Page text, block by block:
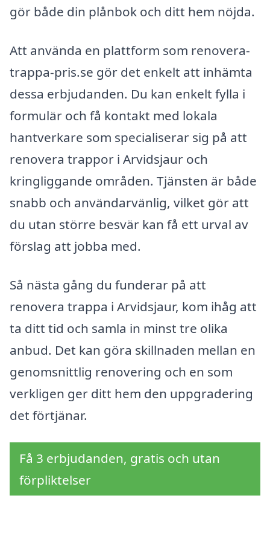
gör både din plånbok och ditt hem nöjda.
Att använda en plattform som renovera-
trappa-pris.se gör det enkelt att inhämta
dessa erbjudanden. Du kan enkelt fylla i
formulär och få kontakt med lokala
hantverkare som specialiserar sig på att
renovera trappor i Arvidsjaur och
kringliggande områden. Tjänsten är både
snabb och användarvänlig, vilket gör att
du utan större besvär kan få ett urval av
förslag att jobba med.
Så nästa gång du funderar på att
renovera trappa i Arvidsjaur, kom ihåg att
ta ditt tid och samla in minst tre olika
anbud. Det kan göra skillnaden mellan en
genomsnittlig renovering och en som
verkligen ger ditt hem den uppgradering
det förtjänar.
Få 3 erbjudanden, gratis och utan
förpliktelser